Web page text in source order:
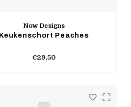
Now Designs
Keukenschort Peaches
€29,50